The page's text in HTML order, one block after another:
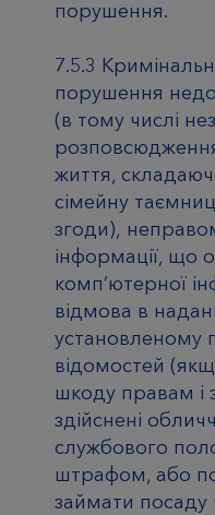
порушення.
7.5.3
порушення
(в тому числі
життя,
сімейну
згоди),
інформації, що
комп’ютерної
відмова в
установленому
відомостей
шкоду правам і
здійснені
службового
штрафом, або
займати посаду